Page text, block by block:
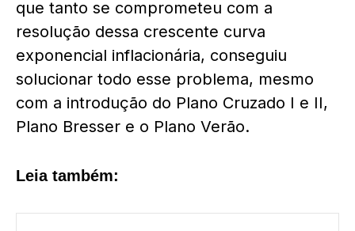
que tanto se comprometeu com a
resolução dessa crescente curva
exponencial inflacionária, conseguiu
solucionar todo esse problema, mesmo
com a introdução do Plano Cruzado I e II,
Plano Bresser e o Plano Verão.
Leia também: